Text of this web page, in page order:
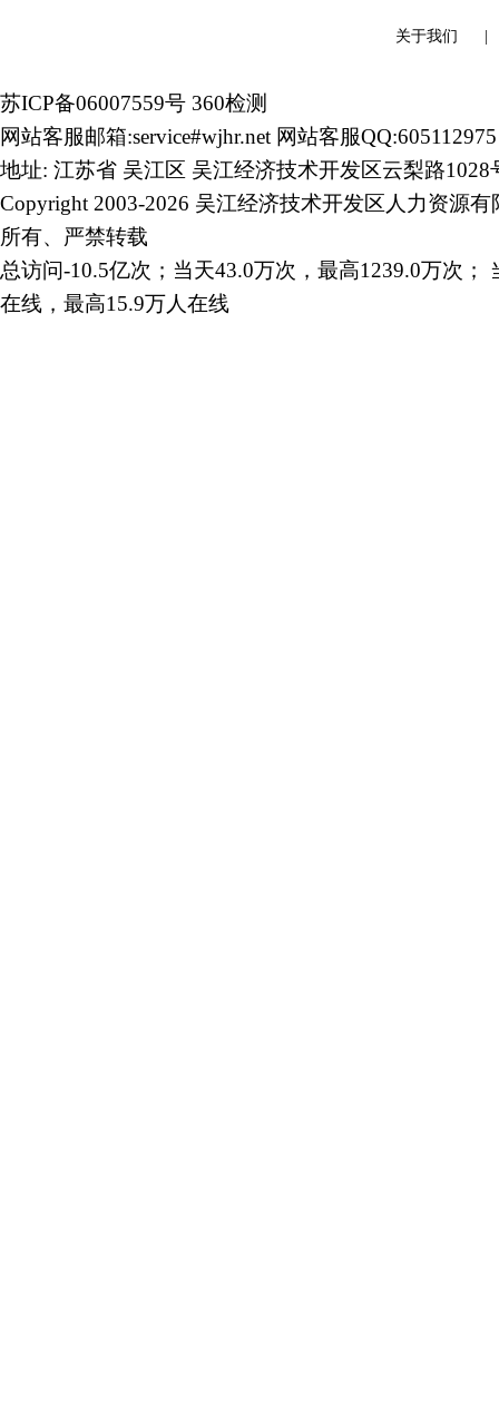
关于我们
苏ICP备06007559号 360检测
网站客服邮箱:service#wjhr.net 网站客服QQ:605112975
地址: 江苏省 吴江区 吴江经济技术开发区云梨路1028
Copyright 2003-2026 吴江经济技术开发区人力资源有
所有、严禁转载
总访问-10.5亿次；当天43.0万次，最高1239.0万次；
在线，最高15.9万人在线